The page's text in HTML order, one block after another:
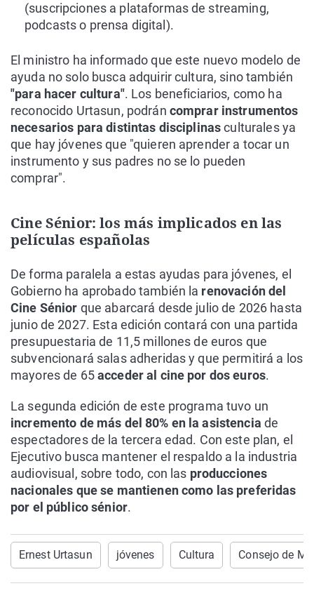
(suscripciones a plataformas de streaming,
podcasts o prensa digital).
El ministro ha informado que este nuevo modelo de
ayuda no solo busca adquirir cultura, sino también
"para hacer cultura". Los beneficiarios, como ha
reconocido Urtasun, podrán comprar instrumentos
necesarios para distintas disciplinasculturales ya
que hay jóvenes que "quieren aprender a tocar un
instrumento y sus padres no se lo pueden
comprar".
Cine Sénior: los más implicados en las
películas españolas
De forma paralela a estas ayudas para jóvenes, el
Gobierno ha aprobado también la renovación del
Cine Sénior que abarcará desde julio de 2026 hasta
junio de 2027. Esta edición contará con una partida
presupuestaria de 11,5 millones de euros que
subvencionará salas adheridas y que permitirá a los
mayores de 65acceder al cine por dos euros.
La segunda edición de este programa tuvo un
incremento de más del 80% en la asistencia de
espectadores de la tercera edad. Con este plan, el
Ejecutivo busca mantener el respaldo a la industria
audiovisual, sobre todo, con las producciones
nacionales que se mantienen como las preferidas
por el público sénior.
Ernest Urtasun jóvenes Cultura Consejo de